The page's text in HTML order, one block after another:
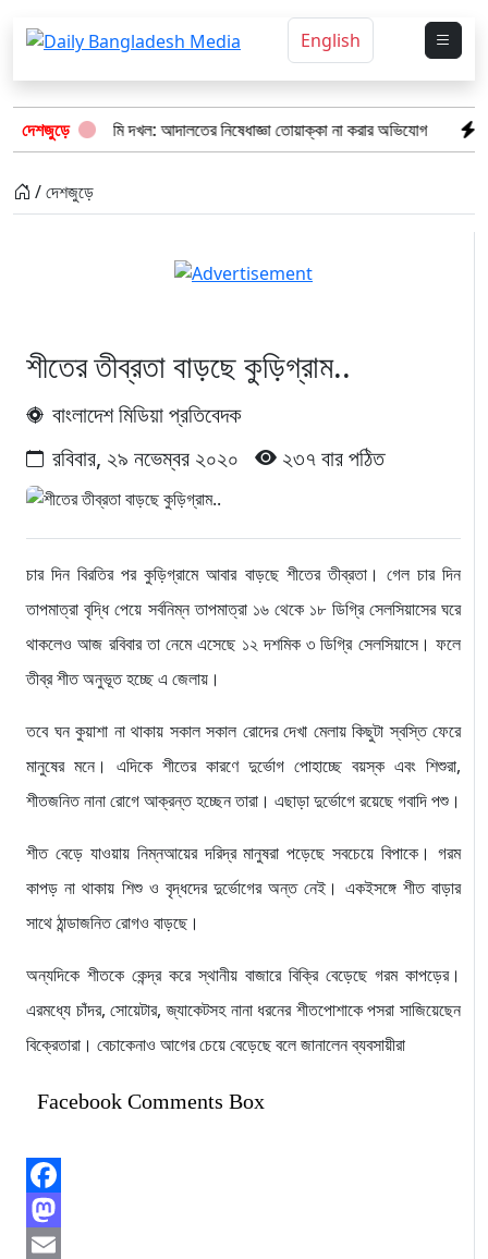
English
দেশজুড়ে
পৈতৃক জমি দখল: আদালতের নিষেধাজ্ঞা তোয়াক্কা না করার অভিযোগ ‘ফল
/ দেশজুড়ে
শীতের তীব্রতা বাড়ছে কুড়িগ্রাম..
বাংলাদেশ মিডিয়া প্রতিবেদক
রবিবার, ২৯ নভেম্বর ২০২০
২৩৭ বার পঠিত
চার দিন বিরতির পর কুড়িগ্রামে আবার বাড়ছে শীতের তীব্রতা। গেল চার দিন
তাপমাত্রা বৃদ্ধি পেয়ে সর্বনিম্ন তাপমাত্রা ১৬ থেকে ১৮ ডিগ্রি সেলসিয়াসের ঘরে
থাকলেও আজ রবিবার তা নেমে এসেছে ১২ দশমিক ৩ ডিগ্রি সেলসিয়াসে। ফলে
তীব্র শীত অনুভূত হচ্ছে এ জেলায়।
তবে ঘন কুয়াশা না থাকায় সকাল সকাল রোদের দেখা মেলায় কিছুটা স্বস্তি ফেরে
মানুষের মনে। এদিকে শীতের কারণে দুর্ভোগ পোহাচ্ছে বয়স্ক এবং শিশুরা,
শীতজনিত নানা রোগে আক্রন্ত হচ্ছেন তারা। এছাড়া দুর্ভোগে রয়েছে গবাদি পশু।
শীত বেড়ে যাওয়ায় নিম্নআয়ের দরিদ্র মানুষরা পড়েছে সবচেয়ে বিপাকে। গরম
কাপড় না থাকায় শিশু ও বৃদ্ধদের দুর্ভোগের অন্ত নেই। একইসঙ্গে শীত বাড়ার
সাথে ঠান্ডাজনিত রোগও বাড়ছে।
অন্যদিকে শীতকে কেন্দ্র করে স্থানীয় বাজারে বিক্রি বেড়েছে গরম কাপড়ের।
এরমধ্যে চাঁদর, সোয়েটার, জ্যাকেটসহ নানা ধরনের শীতপোশাকে পসরা সাজিয়েছেন
বিক্রেতারা। বেচাকেনাও আগের চেয়ে বেড়েছে বলে জানালেন ব্যবসায়ীরা
Facebook Comments Box
Facebook
Mastodon